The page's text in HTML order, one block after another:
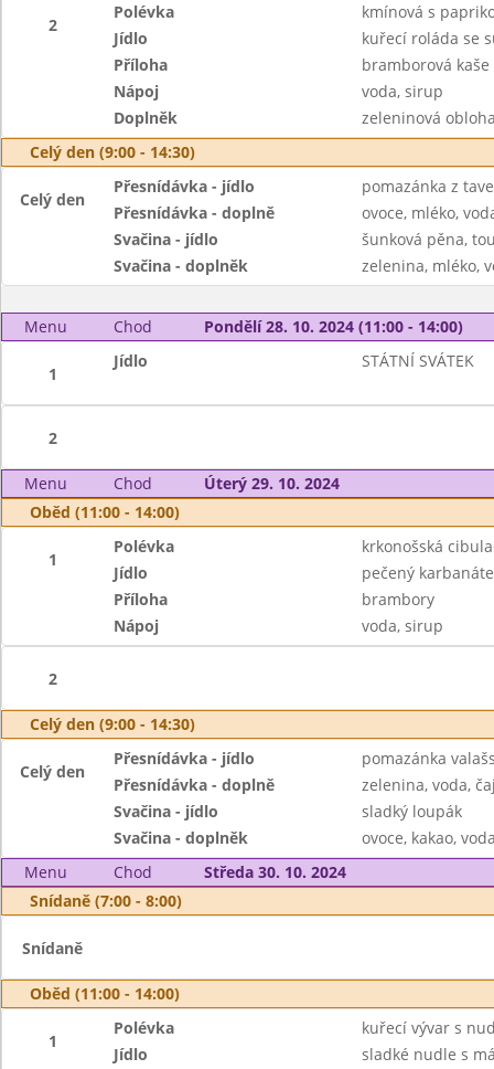
2
Polévka
kmínová s
Jídlo
kuřecí roláda se
Příloha
bramborová kaše
Nápoj
voda, sirup
Doplněk
zeleninová
Celý den (9:00 - 14:30)
Celý den
Přesnídávka - jídlo
pomazánka z
Přesnídávka - doplně
ovoce, mléko,
Svačina - jídlo
šunková pěna,
Svačina - doplněk
zelenina, mléko,
Menu Chod Pondělí 28. 10. 2024 (11:00 - 14:00)
1
Jídlo STÁTNÍ SVÁTEK
2
Menu Chod
Úterý 29. 10. 2024
Oběd (11:00 - 14:00)
1
Polévka
krkonošská
Jídlo
pečený
Příloha
brambory
Nápoj
voda, sirup
2
Celý den (9:00 - 14:30)
Celý den
Přesnídávka - jídlo
pomazánka
Přesnídávka - doplně
zelenina, voda,
Svačina - jídlo
sladký loupák
Svačina - doplněk
ovoce, kakao,
Menu
Chod
Středa 30. 10. 2024
Snídaně (7:00 - 8:00)
Snídaně
Oběd (11:00 - 14:00)
1
Polévka
kuřecí vývar s
Jídlo
sladké nudle s